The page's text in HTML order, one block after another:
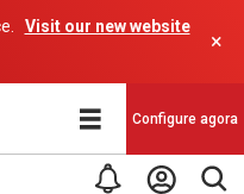
Visit our new website
×
Configure agora
por um programa